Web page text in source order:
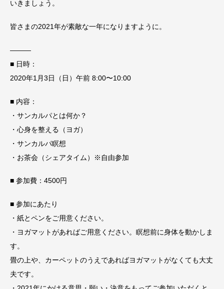
いきましょう。
皆さまの2021年が素敵な一年になりますように。
———
■ 日時：
2020年1月3日（日）午前 8:00〜10:00
■ 内容：
・サンカルパとは何か？
・心身を整える（ヨガ）
・サンカルパ瞑想
・お茶会（シェアタイム）※自由参加
■ 参加費：4500円
■ 参加にあたり
・紙とペンをご用意ください。
・ヨガマットがあればご用意ください。瞑想前に身体を動かしま
す。
畳の上や、カーペットのうえであればヨガマットがなくても大丈
夫です。